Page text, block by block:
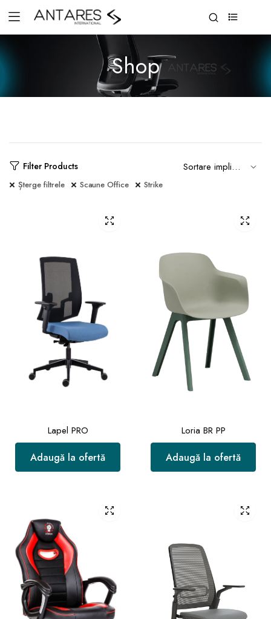
Shop
Filter Products
Șterge filtrele Scaune Office Strike
Lapel PRO
Adaugă la ofertă
Loria BR PP
Adaugă la ofertă